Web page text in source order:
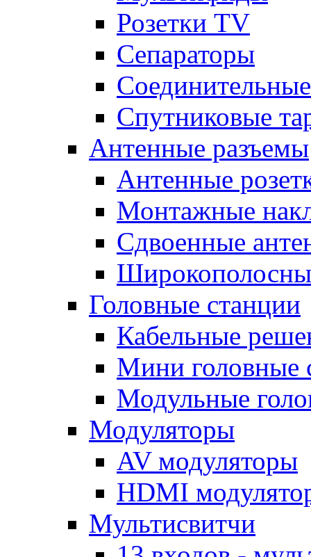
Розетки TV
Сепараторы
Спутниковые
Антенные разъемы
Антенные
Монтажные
Сдвоенные
Головные станции
Кабельные
Мини головные
Модульные
Модуляторы
AV модуляторы
HDMI
Мультисвитчи